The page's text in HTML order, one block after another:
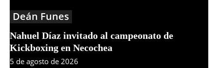
Deán Funes
Nahuel Díaz invitado al campeonato de
Kickboxing en Necochea
5 de agosto de 2026